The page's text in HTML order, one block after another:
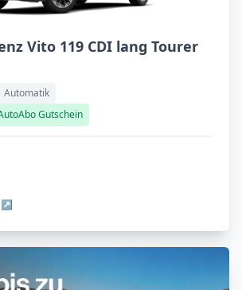
Vito 119 CDI lang Tourer
Automatik
Gutschein